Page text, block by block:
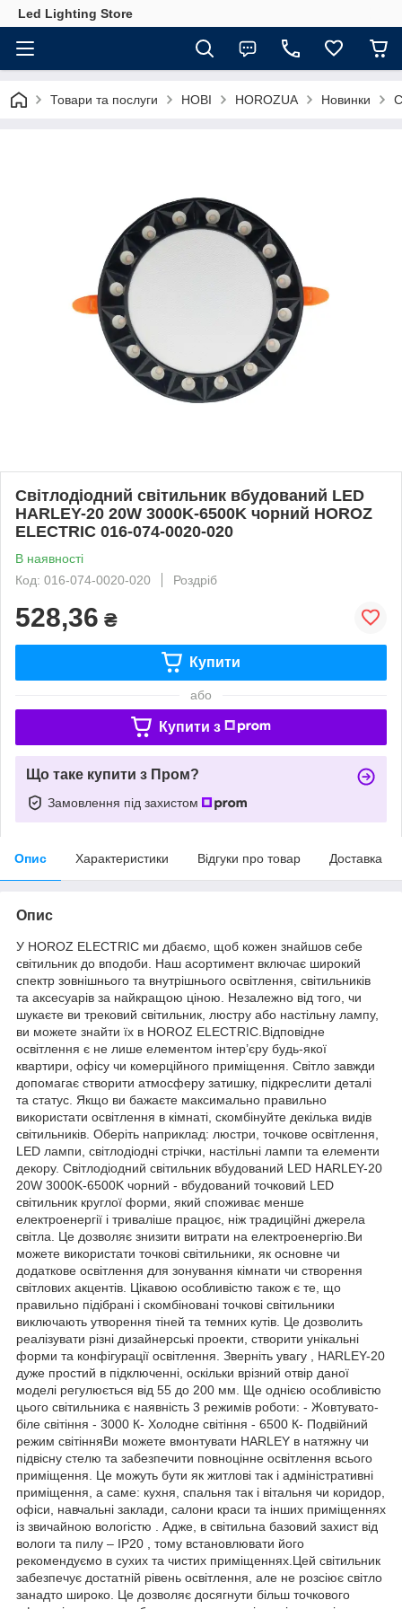
Led Lighting Store
Товари та послуги НОВІ HOROZUA Новинки
Світлодіодний світильник вбудований LED
HARLEY-20 20W 3000K-6500K чорний HOROZ
ELECTRIC 016-074-0020-020
В наявності
Код: 016-074-0020-020
Роздріб
528,36 ₴
Купити
або
Купити з
Що таке купити з Пром?
Замовлення під захистом
Опис Характеристики Відгуки про товар Доставка
Опис
У HOROZ ELECTRIC ми дбаємо, щоб кожен знайшов себе
світильник до вподоби. Наш асортимент включає широкий
спектр зовнішнього та внутрішнього освітлення, світильників
та аксесуарів за найкращою ціною. Незалежно від того, чи
шукаєте ви трековий світильник, люстру або настільну лампу,
ви можете знайти їх в HOROZ ELECTRIC.Відповідне
освітлення є не лише елементом інтер’єру будь-якої
квартири, офісу чи комерційного приміщення. Світло завжди
допомагає створити атмосферу затишку, підкреслити деталі
та статус. Якщо ви бажаєте максимально правильно
використати освітлення в кімнаті, скомбінуйте декілька видів
світильників. Оберіть наприклад: люстри, точкове освітлення,
LED лампи, світлодіодні стрічки, настільні лампи та елементи
декору. Світлодіодний світильник вбудований LED HARLEY-20
20W 3000K-6500K чорний - вбудований точковий LED
світильник круглої форми, який споживає менше
електроенергії і триваліше працює, ніж традиційні джерела
світла. Це дозволяє знизити витрати на електроенергію.Ви
можете використати точкові світильники, як основне чи
додаткове освітлення для зонування кімнати чи створення
світлових акцентів. Цікавою особливістю також є те, що
правильно підібрані і скомбіновані точкові світильники
виключають утворення тіней та темних кутів. Це дозволить
реалізувати різні дизайнерські проекти, створити унікальні
форми та конфігурації освітлення. Зверніть увагу , HARLEY-20
дуже простий в підключенні, оскільки врізний отвір даної
моделі регулюється від 55 до 200 мм. Ще однією особливістю
цього світильника є наявність 3 режимів роботи: - Жовтувато-
біле світіння - 3000 К- Холодне світіння - 6500 К- Подвійний
режим світінняВи можете вмонтувати HARLEY в натяжну чи
підвісну стелю та забезпечити повноцінне освітлення всього
приміщення. Це можуть бути як житлові так і адміністративні
приміщення, а саме: кухня, спальня так і вітальня чи коридор,
офіси, навчальні заклади, салони краси та інших приміщеннях
із звичайною вологістю . Адже, в світильна базовий захист від
вологи та пилу – IP20 , тому встановлювати його
рекомендуємо в сухих та чистих приміщеннях.Цей світильник
забезпечує достатній рівень освітлення, але не розсіює світло
занадто широко. Це дозволяє досягнути більш точкового